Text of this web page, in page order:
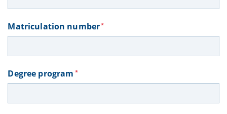
Matriculation number*
Degree program *